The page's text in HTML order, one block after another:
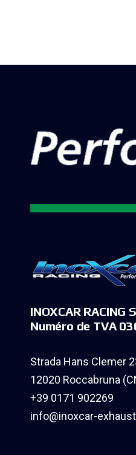
INOXCAR RACING
Numéro de TVA
Strada Hans Clemer
12020 Roccabruna
+39 0171 902269
info@inoxcar-